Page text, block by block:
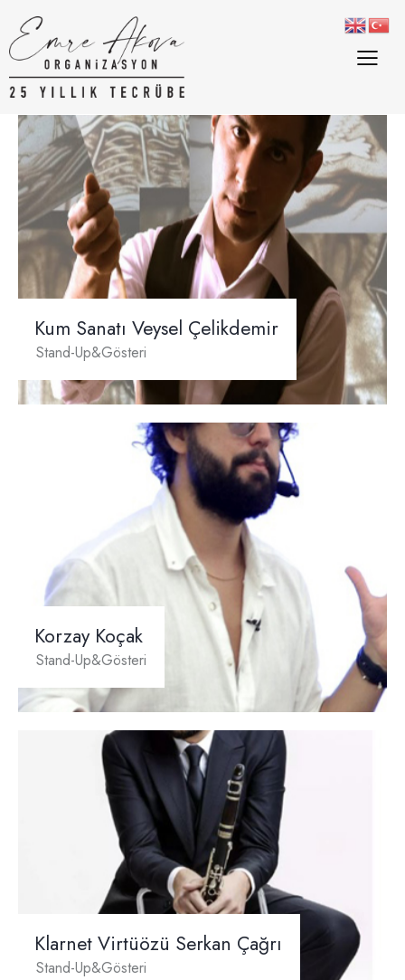
Kum Sanatı Veysel Çelikdemir
Stand-Up&Gösteri
Korzay Koçak
Stand-Up&Gösteri
Klarnet Virtüözü Serkan Çağrı
Stand-Up&Gösteri